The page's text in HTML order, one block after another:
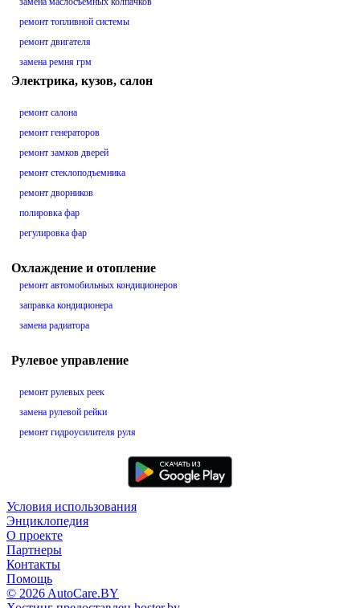
ремонт топливной системы
ремонт двигателя
замена ремня грм
Электрика, кузов, салон
ремонт салона
ремонт генераторов
ремонт замков дверей
ремонт стеклоподъемника
ремонт дворников
полировка фар
регулировка фар
Охлаждение и отопление
ремонт автомобильных кондиционеров
заправка кондиционера
замена радиатора
Рулевое управление
ремонт рулевых реек
замена рулевой рейки
ремонт гидроусилителя руля
Условия использования
Энциклопедия
О проекте
Партнеры
Контакты
Помощь
© 2026 AutoCare.BY